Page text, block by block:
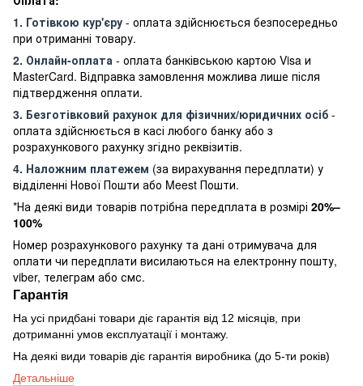
1. Готівкою кур'єру - оплата здійснюється безпосередньо
при отриманні товару.
2. Онлайн-оплата - оплата банківською картою Visa и
MasterCard. Відправка замовлення можлива лише після
підтвердження оплати.
3. Безготівковий рахунок для фізичних/юридичних осіб -
оплата здійснюється в касі любого банку або з
розрахункового рахунку згідно реквізитів.
4. Наложним платежем (за вирахування передплати) у
відділенні Нової Пошти або Meest Пошти.
*На деякі види товарів потрібна передплата в розмірі 20%–
100%
Номер розрахункового рахунку та дані отримувача для
оплати чи передплати висилаються на електронну пошту,
viber, телеграм або смс.
Гарантія
На усі придбані товари діє гарантія від 12 місяців, при
дотриманні умов експлуатації і монтажу.
На деякі види товарів діє гарантія виробника (до 5-ти років)
Детальніше